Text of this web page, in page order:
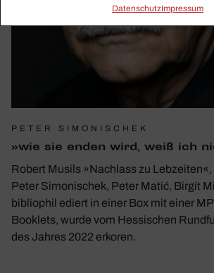
Daten­schutzImpressum
PETER SIMONISCHEK
»wie sie enden wird, weiß ich
Robert Musils »Nachlass zu
Peter Simonischek, Peter Matić, Birgit
bibliophil ediert in einer Box mit einer
Booklets, wurde vom Hessischen
des Jahres 2022 erkoren.